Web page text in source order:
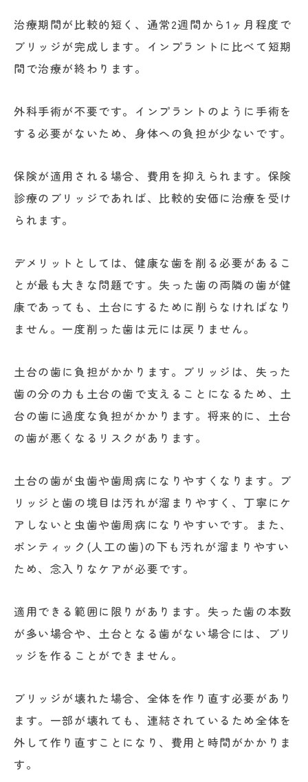
治療期間が比較的短く、通常2週間から1ヶ月程度で
ブリッジが完成します。インプラントに比べて短期
間で治療が終わります。
外科手術が不要です。インプラントのように手術を
する必要がないため、身体への負担が少ないです。
保険が適用される場合、費用を抑えられます。保険
診療のブリッジであれば、比較的安価に治療を受け
られます。
デメリットとしては、健康な歯を削る必要があるこ
とが最も大きな問題です。失った歯の両隣の歯が健
康であっても、土台にするために削らなければなり
ません。一度削った歯は元には戻りません。
土台の歯に負担がかかります。ブリッジは、失った
歯の分の力も土台の歯で支えることになるため、土
台の歯に過度な負担がかかります。将来的に、土台
の歯が悪くなるリスクがあります。
土台の歯が虫歯や歯周病になりやすくなります。ブ
リッジと歯の境目は汚れが溜まりやすく、丁寧にケ
アしないと虫歯や歯周病になりやすいです。また、
ポンティック(人工の歯)の下も汚れが溜まりやすい
ため、念入りなケアが必要です。
適用できる範囲に限りがあります。失った歯の本数
が多い場合や、土台となる歯がない場合には、ブリ
ッジを作ることができません。
ブリッジが壊れた場合、全体を作り直す必要があり
ます。一部が壊れても、連結されているため全体を
外して作り直すことになり、費用と時間がかかりま
す。